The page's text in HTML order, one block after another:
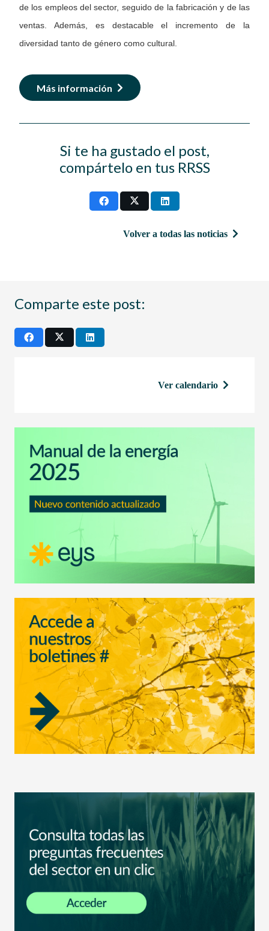
de los empleos del sector, seguido de la fabricación y de las
ventas. Además, es destacable el incremento de la
diversidad tanto de género como cultural.
Más información
Si te ha gustado el post,
compártelo en tus RRSS
Volver a todas las noticias
Comparte este post:
Ver calendario